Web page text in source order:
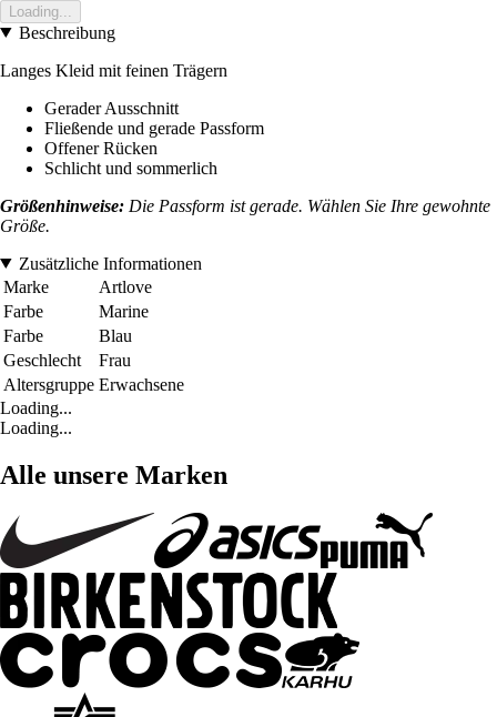
Loading...
Beschreibung
Langes Kleid mit feinen Trägern
Gerader Ausschnitt
Fließende und gerade Passform
Offener Rücken
Schlicht und sommerlich
Größenhinweise: Die Passform ist gerade. Wählen Sie Ihre gewohnte
Größe.
Zusätzliche Informationen
Marke
Artlove
Farbe
Marine
Farbe
Blau
Geschlecht
Frau
Altersgruppe Erwachsene
Loading...
Loading...
Alle unsere Marken